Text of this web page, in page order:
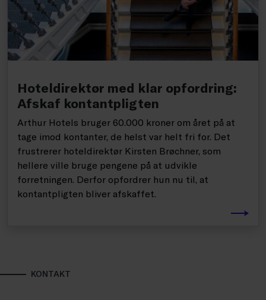
Hoteldirektør med klar opfordring:
Afskaf kontantpligten
Arthur Hotels bruger 60.000 kroner om året på at
tage imod kontanter, de helst var helt fri for. Det
frustrerer hoteldirektør Kirsten Brøchner, som
hellere ville bruge pengene på at udvikle
forretningen. Derfor opfordrer hun nu til, at
kontantpligten bliver afskaffet.
KONTAKT